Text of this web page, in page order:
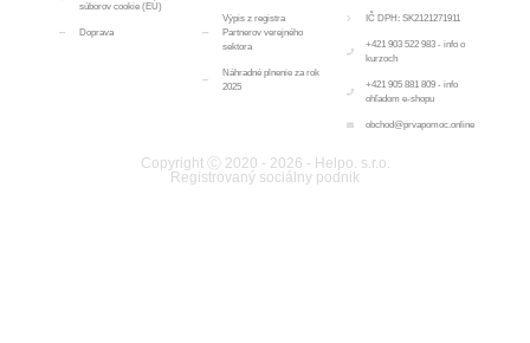
súborov cookie (EÚ)
Doprava
Výpis z registra
Partnerov verejného
sektora
Náhradné plnenie za rok
2025
IČ DPH: SK2121271911
+421 903 522 983 - info o
kurzoch
+421 905 881 809 - info
ohľadom e-shopu
obchod@prvapomoc.online
Copyright Ⓒ 2020 - 2026 - Helpo. s.r.o.
Registrovaný sociálny podnik